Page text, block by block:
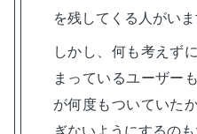
を残してくる人がいま
しかし、何も考えず
まっているユーザー
が何度もついていた
ぎないようにするのも